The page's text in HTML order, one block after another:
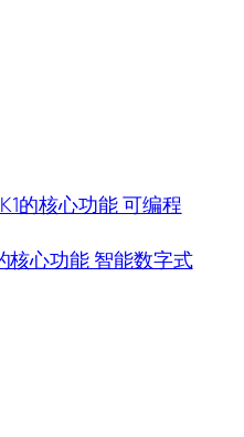
的核心功能 可编程
核心功能 智能数字式